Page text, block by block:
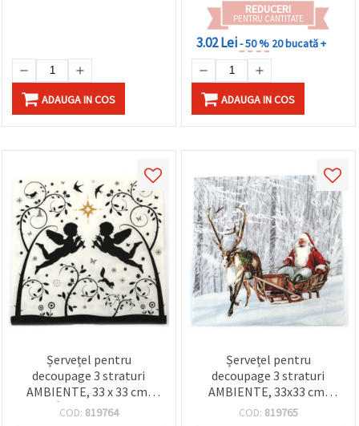
ADAUGA IN COS
REDUCERI
PENTRU CANTITATE
3.02 Lei- 50 % 20 bucată +
ADAUGA IN COS
Șervețel pentru
decoupage 3 straturi
AMBIENTE, 33 x 33 cm,
model Îngeri zburători - 1
COD: 819764
Șervețel pentru
decoupage 3 straturi
AMBIENTE, 33x33 cm,
Moș Crăciun în pădure
COD: 819765